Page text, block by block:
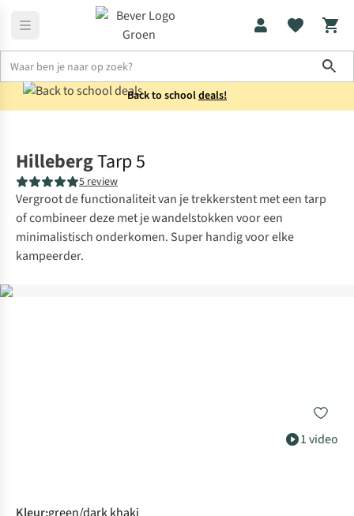
Back to schooldeals!
1 video
HillebergTarp 5
5 review
Vergroot de functionaliteit van je trekkerstent met een tarp
of combineer deze met je wandelstokken voor een
minimalistisch onderkomen. Super handig voor elke
kampeerder.